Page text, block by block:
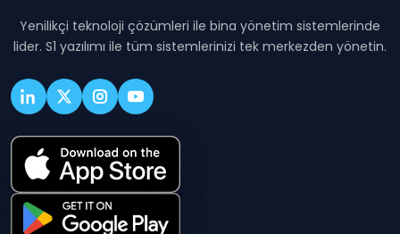
Yenilikçi teknoloji çözümleri ile bina yönetim sistemlerinde
lider. S1 yazılımı ile tüm sistemlerinizi tek merkezden yönetin.